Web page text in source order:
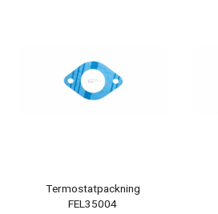
Termostatpackning
FEL35004